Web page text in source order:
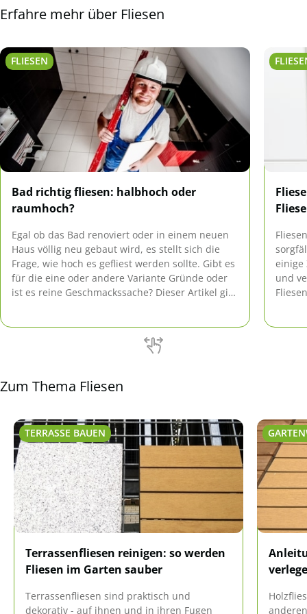
Erfahre mehr über Fliesen
FLIESEN
Bad richtig fliesen: halbhoch oder
raumhoch?
Egal ob das Bad renoviert oder in einem neuen
Haus völlig neu gebaut wird, es stellt sich die
Frage, wie hoch es gefliest werden sollte. Gibt es
für die eine oder andere Variante Gründe oder
ist es reine Geschmackssache? Dieser Artikel gibt
einige
und
Zum Thema Fliesen
TERRASSE BAUEN
Terrassenfliesen reinigen: so werden
Fliesen im Garten sauber
Terrassenfliesen sind praktisch und
dekorativ - auf ihnen und in ihren Fugen